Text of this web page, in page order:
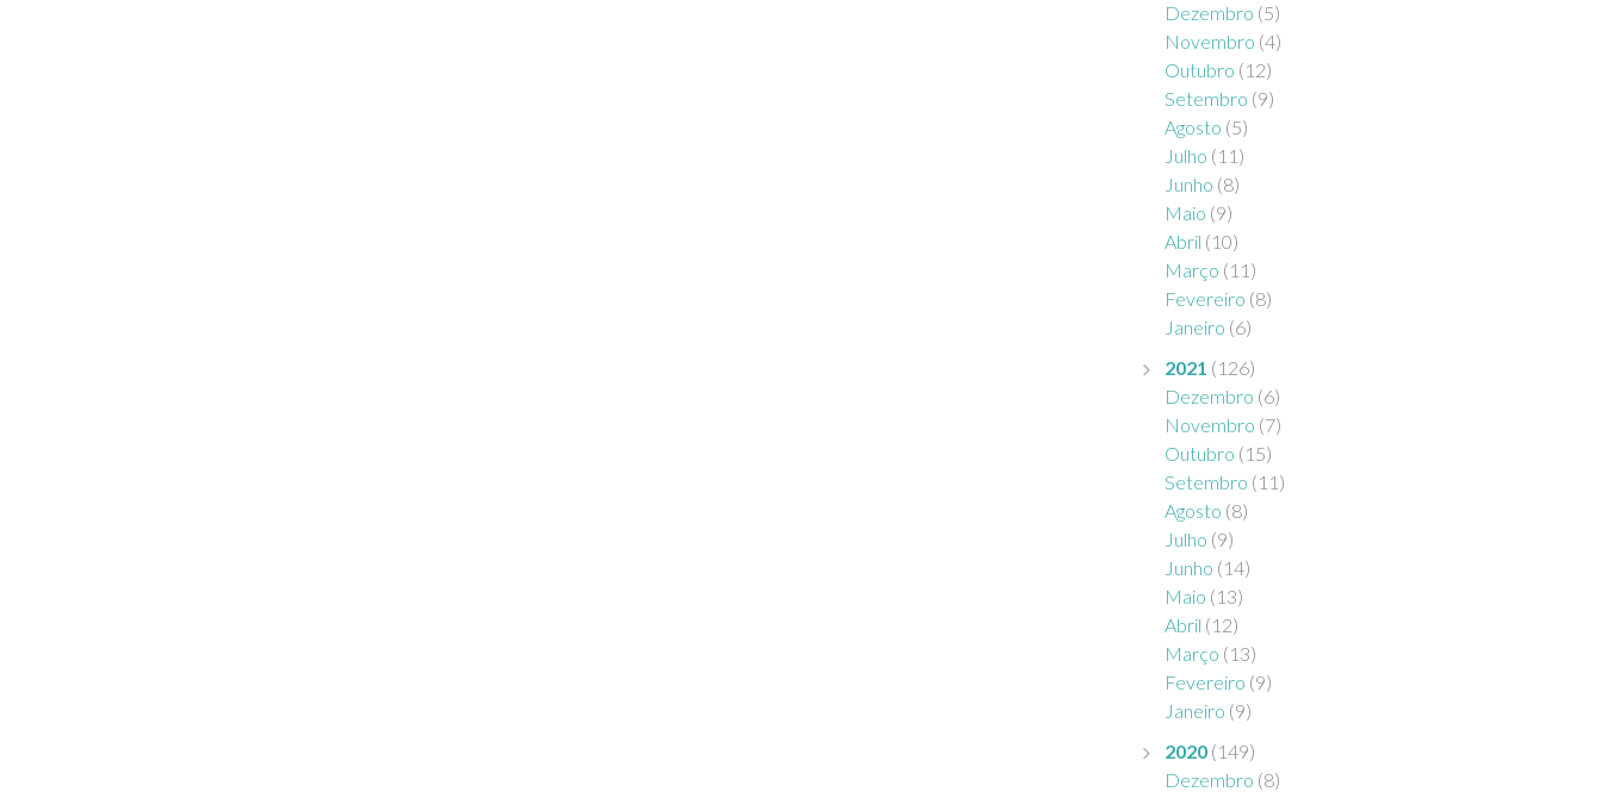
Dezembro (5)
Novembro (4)
Outubro (12)
Setembro (9)
Agosto (5)
Julho (11)
Junho (8)
Maio (9)
Abril (10)
Março (11)
Fevereiro (8)
Janeiro (6)
2021 (126)
Dezembro (6)
Novembro (7)
Outubro (15)
Setembro (11)
Agosto (8)
Julho (9)
Junho (14)
Maio (13)
Abril (12)
Março (13)
Fevereiro (9)
Janeiro (9)
2020 (149)
Dezembro (8)